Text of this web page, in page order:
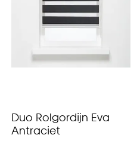
Duo Rolgordijn Eva
Antraciet